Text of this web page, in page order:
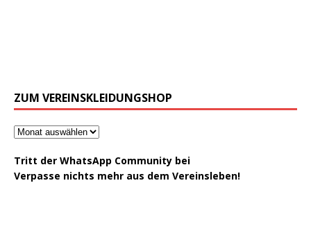
ZUM VEREINSKLEIDUNGSHOP
Tritt der WhatsApp Community bei
Verpasse nichts mehr aus dem Vereinsleben!